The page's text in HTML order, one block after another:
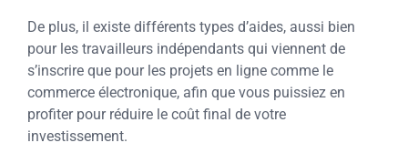
De plus, il existe différents types d’aides, aussi bien
pour les travailleurs indépendants qui viennent de
s’inscrire que pour les projets en ligne comme le
commerce électronique, afin que vous puissiez en
profiter pour réduire le coût final de votre
investissement.